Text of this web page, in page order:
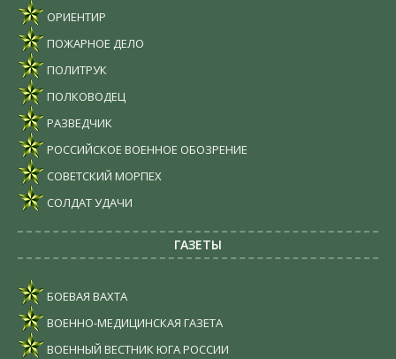
ОРИЕНТИР
ПОЖАРНОЕ ДЕЛО
ПОЛИТРУК
ПОЛКОВОДЕЦ
РАЗВЕДЧИК
РОССИЙСКОЕ ВОЕННОЕ ОБОЗРЕНИЕ
СОВЕТСКИЙ МОРПЕХ
СОЛДАТ УДАЧИ
ГАЗЕТЫ
БОЕВАЯ ВАХТА
ВОЕННО-МЕДИЦИНСКАЯ ГАЗЕТА
ВОЕННЫЙ ВЕСТНИК ЮГА РОССИИ